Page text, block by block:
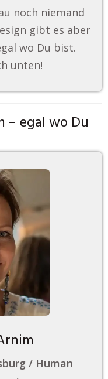
noch niemand
gibt es aber
wo Du bist.
unten!
– egal wo Du
/ Human